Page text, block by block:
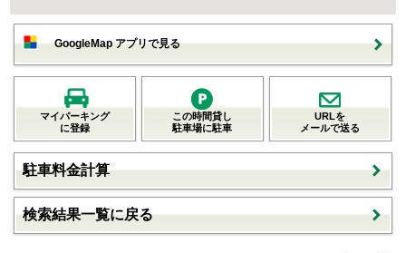
GoogleMap アプリで見る
マイパーキング
に登録
この時間貸し
駐車場に駐車
URLを
メールで送る
駐車料金計算
検索結果一覧に戻る